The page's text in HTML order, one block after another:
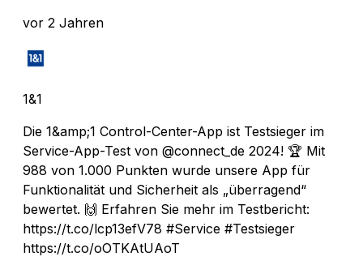
vor 2 Jahren
1&1
Die 1&amp;1 Control-Center-App ist Testsieger im
Service-App-Test von @connect_de 2024! 🏆 Mit
988 von 1.000 Punkten wurde unsere App für
Funktionalität und Sicherheit als „überragend“
bewertet. 🙌 Erfahren Sie mehr im Testbericht:
https://t.co/lcp13efV78 #Service #Testsieger
https://t.co/oOTKAtUAoT